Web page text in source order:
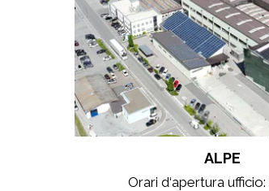
ALPE
Orari d‘apertura